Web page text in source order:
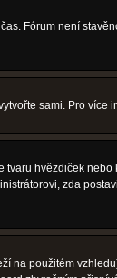
Fórum není
sami. Pro více
hvězdiček
zda
na použitém